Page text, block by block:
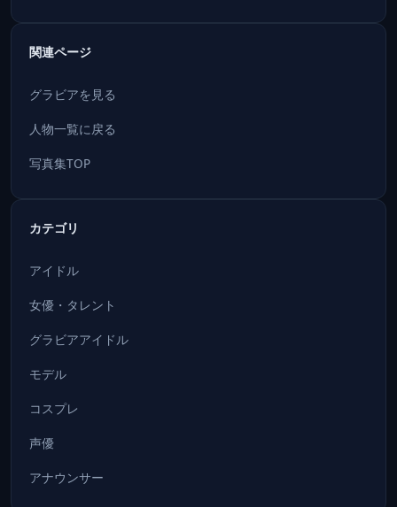
関連ページ
グラビアを見る
人物一覧に戻る
写真集TOP
カテゴリ
アイドル
女優・タレント
グラビアアイドル
モデル
コスプレ
声優
アナウンサー